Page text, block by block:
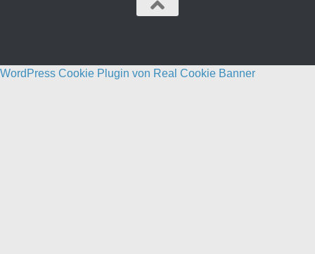
WordPress Cookie Plugin von Real Cookie Banner